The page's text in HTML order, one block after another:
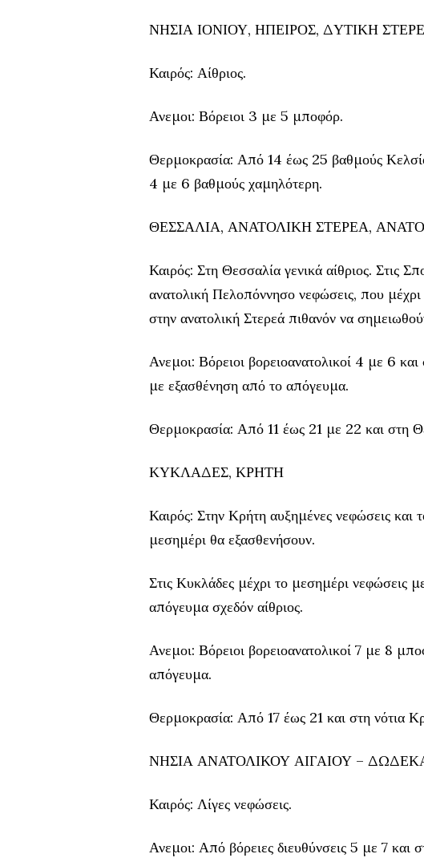
ΝΗΣΙΑ ΙΟΝΙΟΥ, ΗΠΕΙΡΟΣ, ΔΥΤΙΚΗ
Καιρός: Αίθριος.
Ανεμοι: Βόρειοι 3 με 5 μποφόρ.
Θερμοκρασία: Από 14 έως 25 βαθμούς
4 με 6 βαθμούς χαμηλότερη.
ΘΕΣΣΑΛΙΑ, ΑΝΑΤΟΛΙΚΗ ΣΤΕΡΕΑ,
Καιρός: Στη Θεσσαλία γενικά αίθριος. Στις
ανατολική Πελοπόννησο νεφώσεις, που μέχρι
στην ανατολική Στερεά πιθανόν να
Ανεμοι: Βόρειοι βορειοανατολικοί 4 με 6
με εξασθένηση από το απόγευμα.
Θερμοκρασία: Από 11 έως 21 με 22 και στη
ΚΥΚΛΑΔΕΣ, ΚΡΗΤΗ
Καιρός: Στην Κρήτη αυξημένες νεφώσεις και
μεσημέρι θα εξασθενήσουν.
Στις Κυκλάδες μέχρι το μεσημέρι νεφώσεις
απόγευμα σχεδόν αίθριος.
Ανεμοι: Βόρειοι βορειοανατολικοί 7 με 8
απόγευμα.
Θερμοκρασία: Από 17 έως 21 και στη νότια
ΝΗΣΙΑ ΑΝΑΤΟΛΙΚΟΥ ΑΙΓΑΙΟΥ –
Καιρός: Λίγες νεφώσεις.
Ανεμοι: Από βόρειες διευθύνσεις 5 με 7 και